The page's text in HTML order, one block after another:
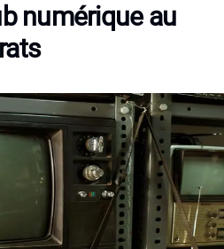
numérique au